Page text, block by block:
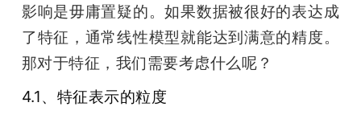
影响是毋庸置疑的。如果数据被很好的表达成
了特征，通常线性模型就能达到满意的精度。
那对于特征，我们需要考虑什么呢？
4.1、特征表示的粒度